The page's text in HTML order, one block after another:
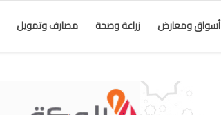
أسواق ومعارض زراعة وصحة مصارف وتمويل